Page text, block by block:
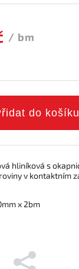
/ bm
do košíku
hliníková s
v kontaktním
x 2bm